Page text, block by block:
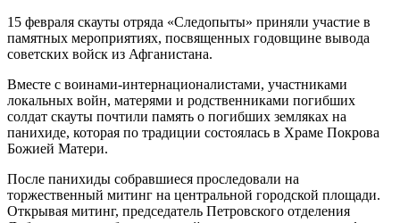
15 февраля скауты отряда «Следопыты» приняли участие в
памятных мероприятиях, посвященных годовщине вывода
советских войск из Афганистана.
Вместе с воинами-интернационалистами, участниками
локальных войн, матерями и родственниками погибших
солдат скауты почтили память о погибших земляках на
панихиде, которая по традиции состоялась в Храме Покрова
Божией Матери.
После панихиды собравшиеся проследовали на
торжественный митинг на центральной городской площади.
Открывая митинг, председатель Петровского отделения